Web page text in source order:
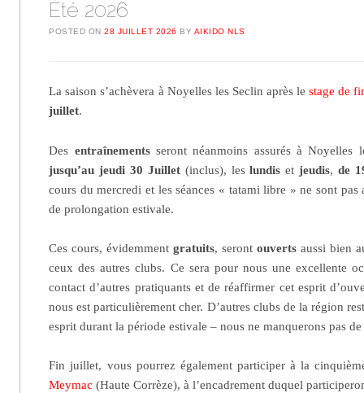
Été 2026
POSTED ON28 JUILLET 2026 BY AIKIDO NLS
La saison s’achèvera à Noyelles les Seclin après lestage de
juillet.
Des entraînementsseront néanmoins assurés à Noyelles
jusqu’au jeudi 30 Juillet (inclus), leslundis etjeudis,de
cours du mercredi et les séances « tatami libre » ne sont pas
de prolongation estivale.
Ces cours, évidemment gratuits, seront ouvertsaussi bien
ceux des autres clubs. Ce sera pour nous une excellente
contact d’autres pratiquants et de réaffirmer cet esprit
nous est particulièrement cher. D’autres clubs de la région
esprit durant la période estivale – nous ne manquerons pas
Fin juillet, vous pourrez également participer à la
Meymac (Haute Corrèze), à l’encadrement duquel